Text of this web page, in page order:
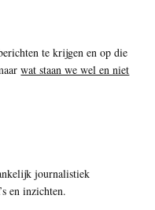
te krijgen en op die
wat staan we wel en niet
journalistiek
en inzichten.